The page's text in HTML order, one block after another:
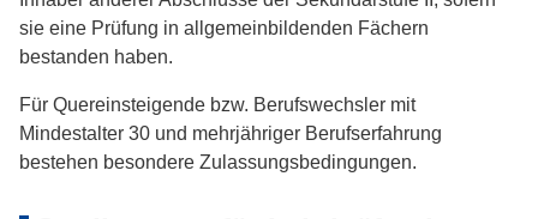
sie eine Prüfung in allgemeinbildenden Fächern
bestanden haben.
Für Quereinsteigende bzw. Berufswechsler mit
Mindestalter 30 und mehrjähriger Berufserfahrung
bestehen besondere Zulassungsbedingungen.